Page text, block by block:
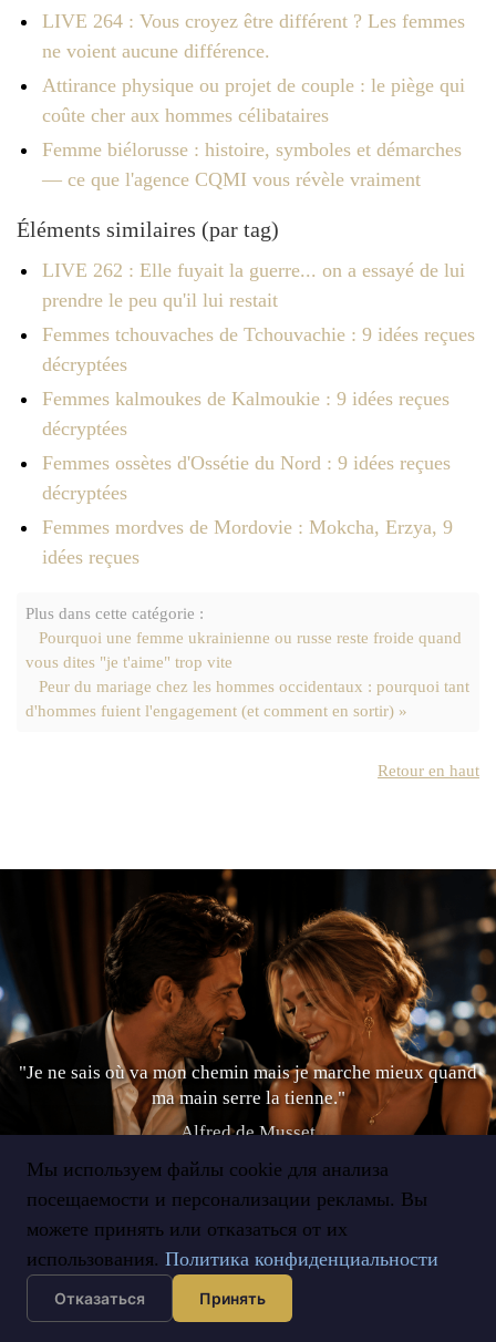
Мы используем файлы cookie для анализа
посещаемости и персонализации рекламы. Вы
можете принять или отказаться от их
использования. Политика конфиденциальности
Отказаться Принять
LIVE 264 : Vous croyez être différent ? Les femmes
ne voient aucune différence.
Attirance physique ou projet de couple : le piège qui
coûte cher aux hommes célibataires
Femme biélorusse : histoire, symboles et démarches
— ce que l'agence CQMI vous révèle vraiment
Éléments similaires (par tag)
LIVE 262 : Elle fuyait la guerre... on a essayé de lui
prendre le peu qu'il lui restait
Femmes tchouvaches de Tchouvachie : 9 idées reçues
décryptées
Femmes kalmoukes de Kalmoukie : 9 idées reçues
décryptées
Femmes ossètes d'Ossétie du Nord : 9 idées reçues
décryptées
Femmes mordves de Mordovie : Mokcha, Erzya, 9
idées reçues
Plus dans cette catégorie :
Pourquoi une femme ukrainienne ou russe reste froide quand
vous dites "je t'aime" trop vite
Peur du mariage chez les hommes occidentaux : pourquoi tant
d'hommes fuient l'engagement (et comment en sortir) »
Retour en haut
"Je ne sais où va mon chemin mais je marche mieux quand
ma main serre la tienne."
Alfred de Musset